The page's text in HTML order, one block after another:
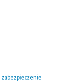
zabezpieczenie